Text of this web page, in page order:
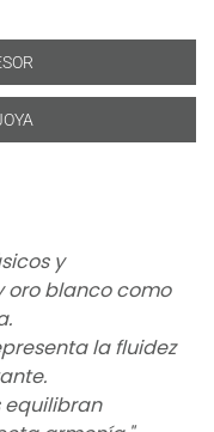
y
oro blanco como
la fluidez
equilibran